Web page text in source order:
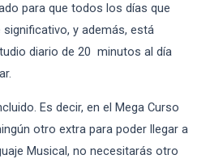
para que todos los días que
y además, está
diario de 20 minutos al día
Es decir, en el Mega Curso
otro extra para poder llegar a
Musical, no necesitarás otro